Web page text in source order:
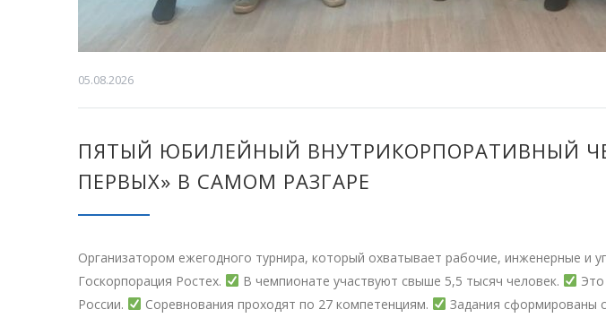
05.08.2026
ПЯТЫЙ ЮБИЛЕЙНЫЙ ВНУТРИКОРПОРАТИВНЫЙ
ПЕРВЫХ» В САМОМ РАЗГАРЕ
Организатором ежегодного турнира, который охватывает рабочие, инженерные и
Госкорпорация Ростех.
В чемпионате участвуют свыше 5,5 тысяч человек.
России.
Соревнования проходят по 27 компетенциям.
Задания сформированы